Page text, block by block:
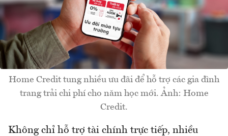
Home Credit tung nhiều ưu đãi để hỗ trợ các gia đình
trang trải chi phí cho năm học mới. Ảnh: Home
Credit.
Không chỉ hỗ trợ tài chính trực tiếp, nhiều